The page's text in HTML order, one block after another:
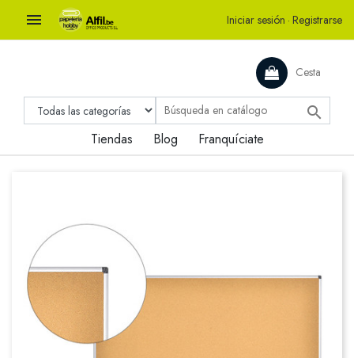
 Iniciar sesión · Registrarse
Cesta

Tiendas Blog Franquíciate